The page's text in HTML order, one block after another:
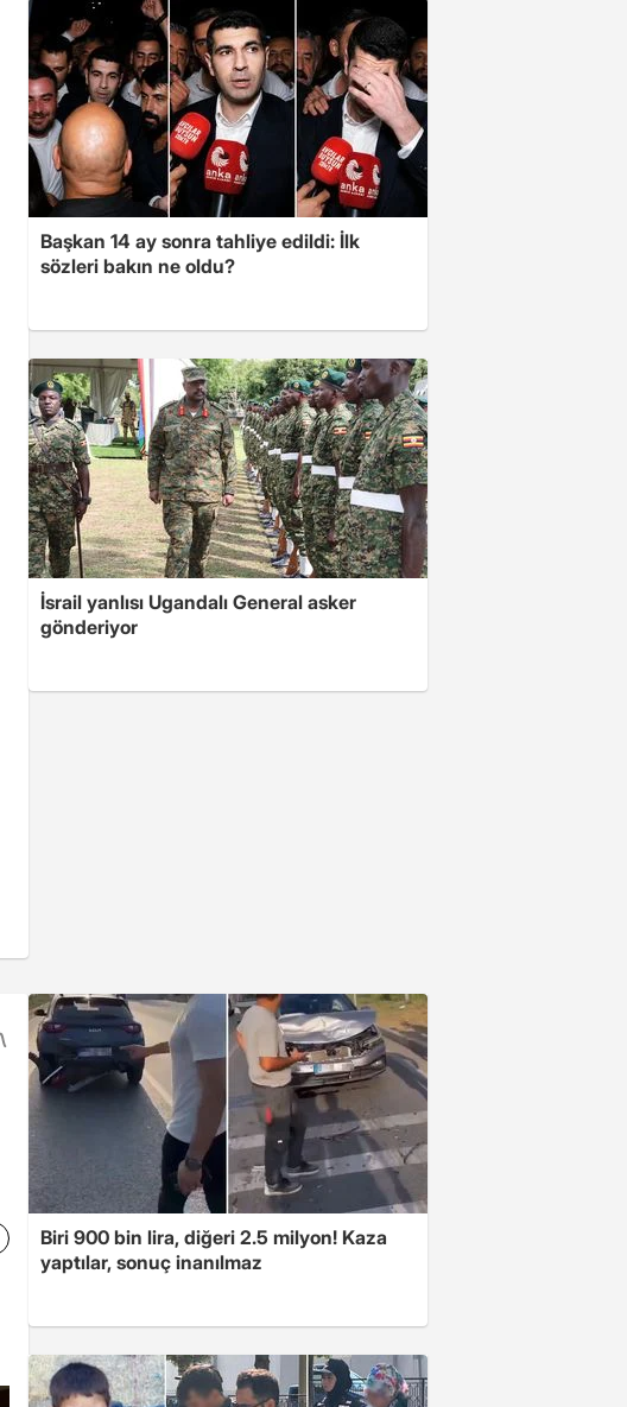
Başkan 14 ay sonra tahliye edildi: İlk
sözleri bakın ne oldu?
İsrail yanlısı Ugandalı General asker
gönderiyor
Biri 900 bin lira, diğeri 2.5 milyon! Kaza
yaptılar, sonuç inanılmaz